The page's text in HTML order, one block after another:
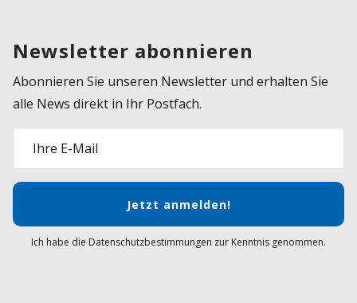
Newsletter abonnieren
Abonnieren Sie unseren Newsletter und erhalten Sie
alle News direkt in Ihr Postfach.
Ihre E-Mail
Jetzt anmelden!
Ich habe die Datenschutzbestimmungen zur Kenntnis genommen.